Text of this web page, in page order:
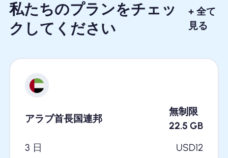
私たちのプランをチェッ
クしてください
+ 全て
見る
アラブ首長国連邦
無制限
22.5 GB
3 日
USD12